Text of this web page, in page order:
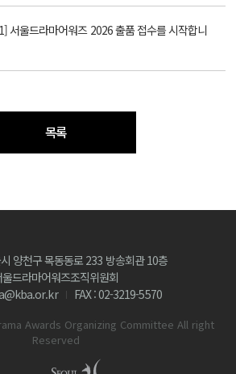
서울드라마어워즈 2026 출품 접수를 시작합니
목록
양천구 목동동로 233 방송회관 10층
울드라마어워즈조직위원회
FAX : 02-3219-5570
Awards Organizing Committee All right
Reserved